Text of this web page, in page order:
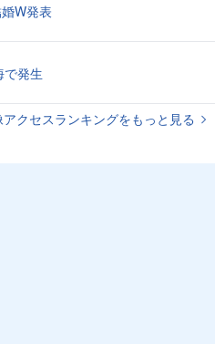
W発表
で発生
アクセスランキングをもっと見る